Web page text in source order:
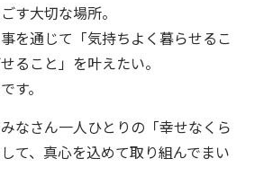
す大切な場所。
を通じて「気持ちよく暮らせるこ
ること」を叶えたい。
す。
なさん一人ひとりの「幸せなくら
て、真心を込めて取り組んでまい